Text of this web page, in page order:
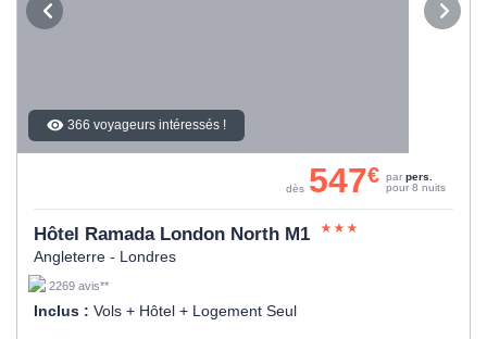
366 voyageurs intéressés !
Hôtel Ramada London North M1
Angleterre - Londres
2269 avis**
Inclus : Vols + Hôtel + Logement Seul
dès 547€ par pers.
pour 8 nuits